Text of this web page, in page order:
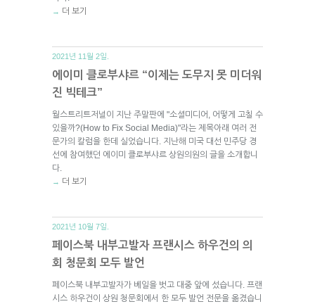
→ 더 보기
2021년 11월 2일.
에이미 클로부샤르 “이제는 도무지 못 미더워
진 빅테크”
월스트리트저널이 지난 주말판에 "소셜미디어, 어떻게 고칠 수
있을까?(How to Fix Social Media)"라는 제목아래 여러 전
문가의 칼럼을 한데 실었습니다. 지난해 미국 대선 민주당 경
선에 참여했던 에이미 클로부샤르 상원의원의 글을 소개합니
다.
→ 더 보기
2021년 10월 7일.
페이스북 내부고발자 프랜시스 하우건의 의
회 청문회 모두 발언
페이스북 내부고발자가 베일을 벗고 대중 앞에 섰습니다. 프랜
시스 하우건이 상원 청문회에서 한 모두 발언 전문을 옮겼습니